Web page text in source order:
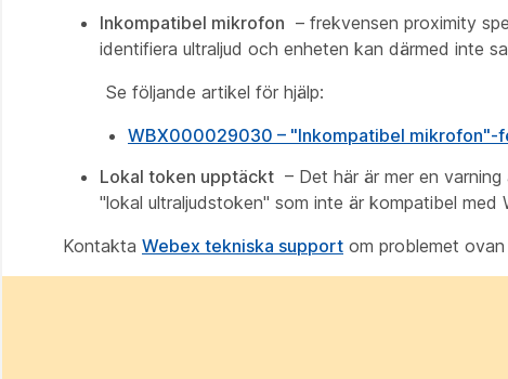
Inkompatibel mikrofon – frekvensen proximity
identifiera ultraljud och enheten kan därmed inte
Se följande artikel för hjälp:
WBX000029030 – "Inkompatibel mikrofon"-
Lokal token upptäckt – Det här är mer en
"lokal ultraljudstoken" som inte är kompatibel med
Kontakta Webex tekniska support om problemet